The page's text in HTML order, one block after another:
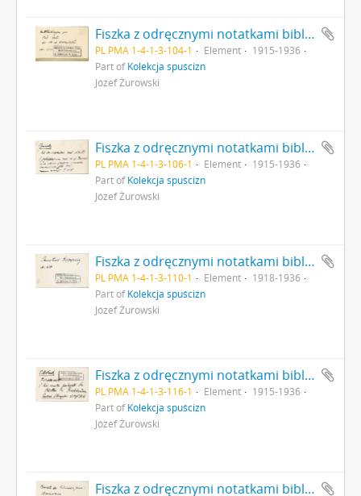
Fiszka z odręcznymi notatkami bibliograficznymi Józefa Żurowskiego strona 1: "Mittheilungen der Präh. Com. der Ak. der Wissenschaften od r. 1888"
PL PMA 1-4-1-3-104-1 Element
1915-1936
Part ofKolekcja spuścizn
Józef Żurowski
Fiszka z odręcznymi notatkami bibliograficznymi Józefa Żurowskiego strona 1: "Reinecke Aus der russischen arch. Literatur […]"
PL PMA 1-4-1-3-106-1 Element
1915-1936
Part ofKolekcja spuścizn
Józef Żurowski
Fiszka z odręcznymi notatkami bibliograficznymi Józefa Żurowskiego strona 1: "Pamiętnik Fizjograficzny od r. 1881"
PL PMA 1-4-1-3-110-1 Element
1918-1936
Part ofKolekcja spuścizn
Józef Żurowski
Fiszka z odręcznymi notatkami bibliograficznymi Józefa Żurowskiego strona 1: "E. Hollack Fundberichte […]"
PL PMA 1-4-1-3-116-1 Element
1915-1936
Part ofKolekcja spuścizn
Józef Żurowski
Fiszka z odręcznymi notatkami bibliograficznymi Józefa Żurowskiego strona 1: "Berichte der Römisch-germ. Kommission […]"